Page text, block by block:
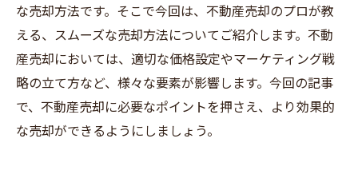
な売却方法です。そこで今回は、不動産売却のプロが教
える、スムーズな売却方法についてご紹介します。不動
産売却においては、適切な価格設定やマーケティング戦
略の立て方など、様々な要素が影響します。今回の記事
で、不動産売却に必要なポイントを押さえ、より効果的
な売却ができるようにしましょう。